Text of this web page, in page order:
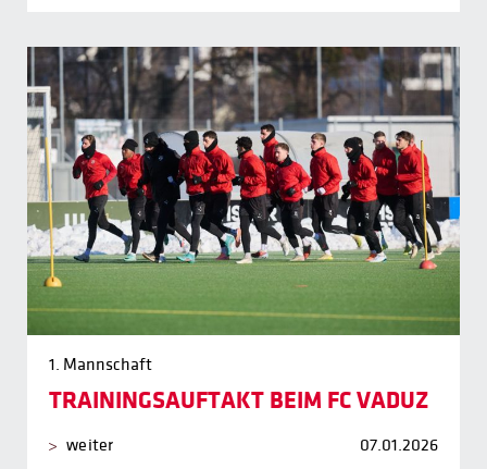
1. Mannschaft
TRAININGSAUFTAKT BEIM FC VADUZ
weiter 07.01.2026